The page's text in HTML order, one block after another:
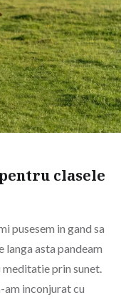
clasele
pusesem in gand sa
langa asta pandeam
prin sunet.
am inconjurat cu